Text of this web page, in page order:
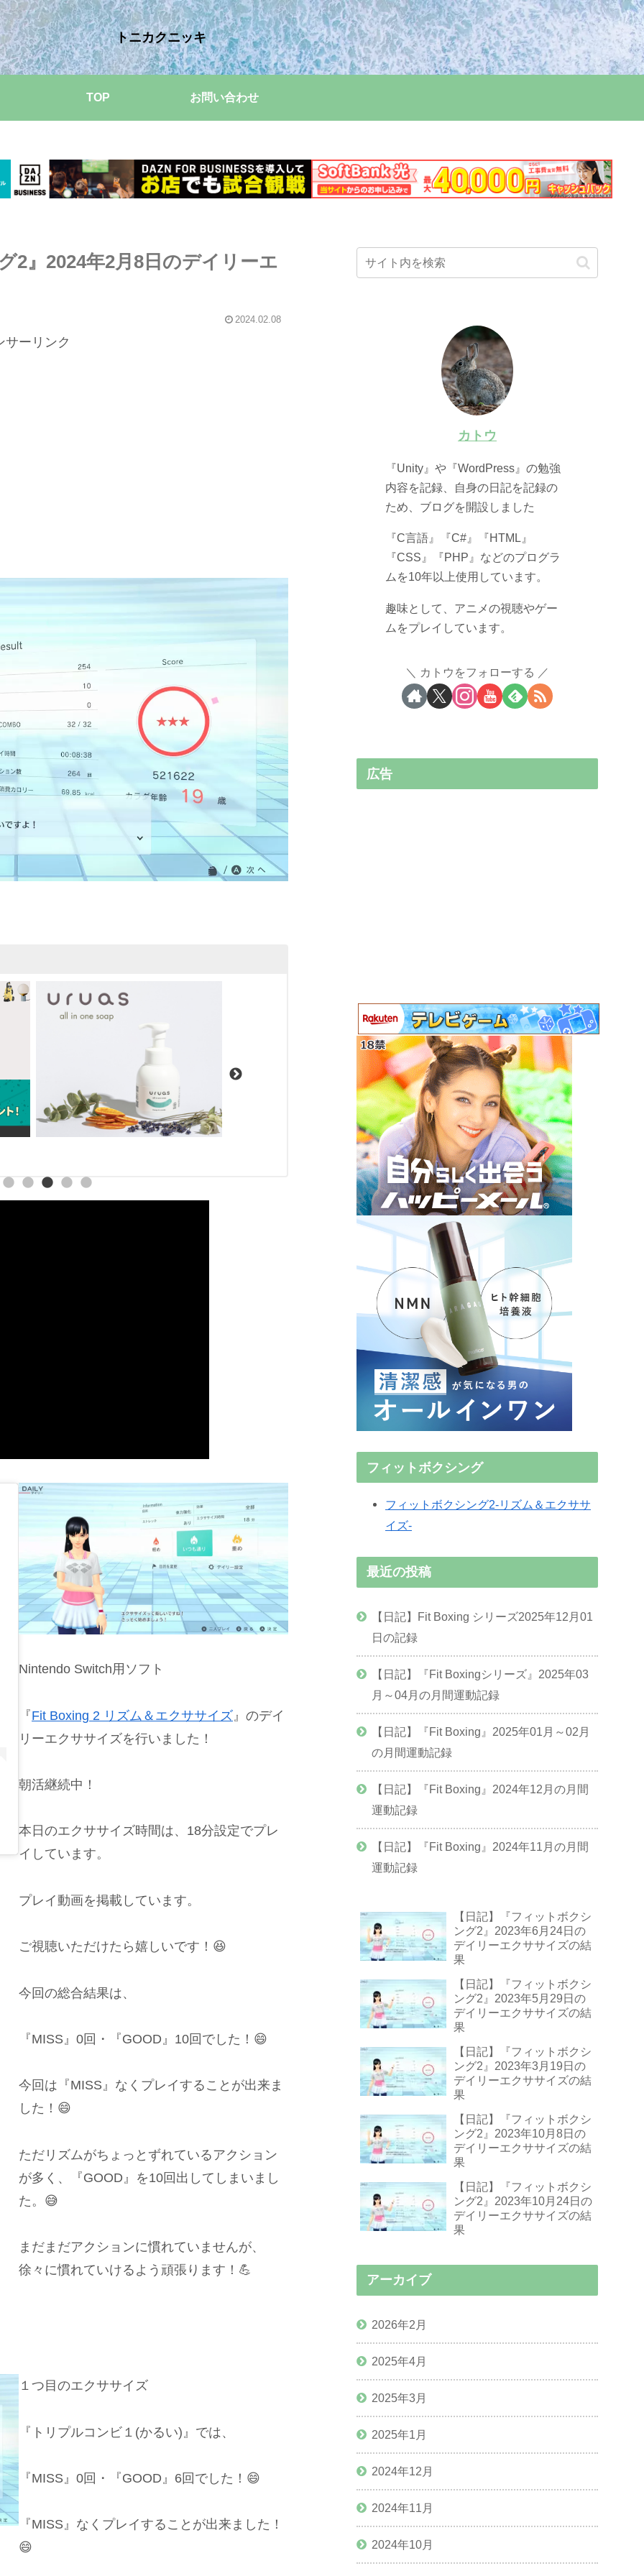
トニカクニッキ
TOP お問い合わせ
2』2024年2月8日のデイリーエ
2024.02.08
サーリンク
Nintendo Switch用ソフト
『Fit Boxing 2 リズム＆エクササイズ 』のデイ
リーエクササイズを行いました！
朝活継続中！
本日のエクササイズ時間は、18分設定でプレ
イしています。
プレイ動画を掲載しています。
ご視聴いただけたら嬉しいです！😆
今回の総合結果は、
『MISS』0回・『GOOD』10回でした！😄
今回は『MISS』なくプレイすることが出来ま
した！😄
ただリズムがちょっとずれているアクション
が多く、『GOOD』を10回出してしまいまし
た。😅
まだまだアクションに慣れていませんが、
徐々に慣れていけるよう頑張ります！💪
１つ目のエクササイズ
『トリプルコンビ１(かるい)』では、
『MISS』0回・『GOOD』6回でした！😄
『MISS』なくプレイすることが出来ました！
😄
カトウ
『Unity』や『WordPress』の勉強
内容を記録、自身の日記を記録の
ため、ブログを開設しました
『C言語』『C#』『HTML』
『CSS』『PHP』などのプログラ
ムを10年以上使用しています。
趣味として、アニメの視聴やゲー
ムをプレイしています。
カトウをフォローする
広告
フィットボクシング
フィットボクシング2-リズム＆エクササ
イズ-
最近の投稿
【日記】Fit Boxing シリーズ2025年12月01
日の記録
【日記】『Fit Boxingシリーズ』2025年03
月～04月の月間運動記録
【日記】『Fit Boxing』2025年01月～02月
の月間運動記録
【日記】『Fit Boxing』2024年12月の月間
運動記録
【日記】『Fit Boxing』2024年11月の月間
運動記録
【日記】『フィットボクシ
ング2』2023年6月24日の
デイリーエクササイズの結
果
【日記】『フィットボクシ
ング2』2023年5月29日の
デイリーエクササイズの結
果
【日記】『フィットボクシ
ング2』2023年3月19日の
デイリーエクササイズの結
果
【日記】『フィットボクシ
ング2』2023年10月8日の
デイリーエクササイズの結
果
【日記】『フィットボクシ
ング2』2023年10月24日の
デイリーエクササイズの結
果
アーカイブ
2026年2月
2025年4月
2025年3月
2025年1月
2024年12月
2024年11月
2024年10月